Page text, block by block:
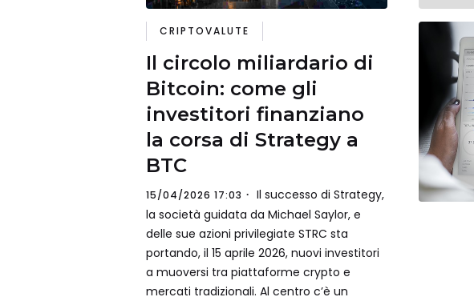
CRIPTOVALUTE
Il circolo miliardario di
Bitcoin: come gli
investitori finanziano
la corsa di Strategy a
BTC
15/04/2026 17:03
Il successo di Strategy,
la società guidata da Michael Saylor, e
delle sue azioni privilegiate STRC sta
portando, il 15 aprile 2026, nuovi investitori
a muoversi tra piattaforme crypto e
mercati tradizionali. Al centro c’è un